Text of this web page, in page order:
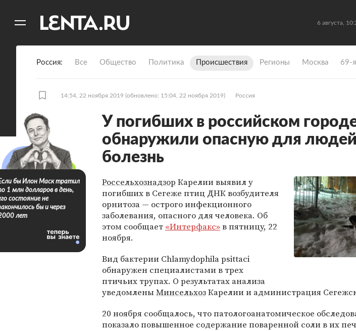
6 августа,
Россия Все Общество Политика Происшествия Регионы Москва 69-
14:54, 22 ноября 2019 (обновлено: 15:04, 22 ноября 2019) Россия
У погибших в российском
обнаружили опасную для людей
болезнь
Россельхознадзор Карелии выявил у
погибших в Сегеже птиц ДНК возбудителя
орнитоза — острого инфекционного
заболевания, опасного для человека. Об
этом сообщает «Интерфакс»в пятницу, 22
ноября.
Вид бактерии Chlamydophila psittaci
обнаружен специалистами в трех
птичьих трупах. О результатах анализа
уведомленыМинсельхозКарелии и администрация
20 ноября сообщалось, что патологоанатомическое
показало повышенное содержание поваренной соли в их
бы Илон Маск тратил
1 млн долларов в день,
состояние не
бы и через
лет